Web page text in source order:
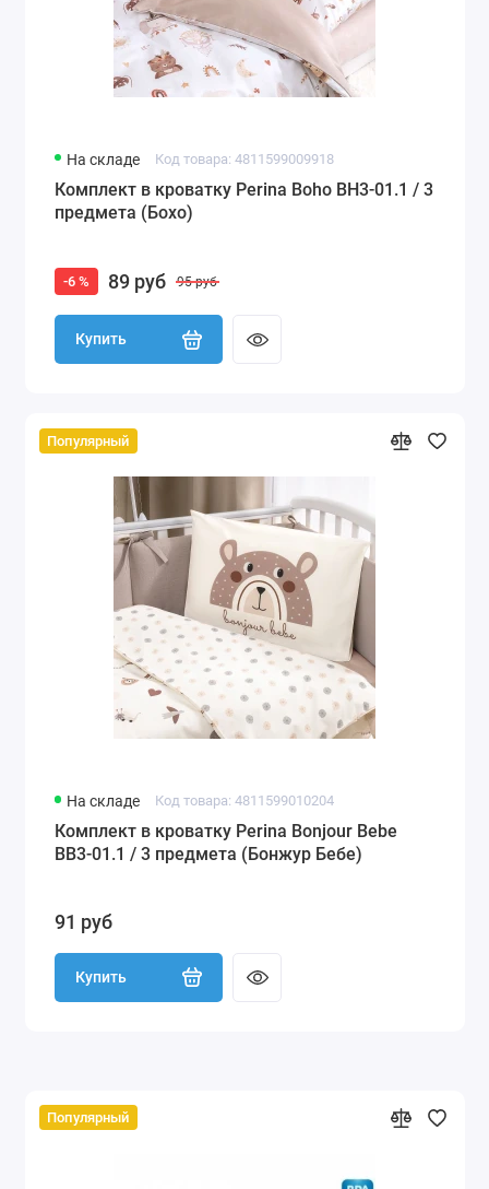
На складе Код товара: 4811599009918
Комплект в кроватку Perina Boho BH3-01.1 / 3
предмета (Бохо)
-6 % 89 руб 95 руб
Купить
Популярный
На складе Код товара: 4811599010204
Комплект в кроватку Perina Bonjour Bebe
BB3-01.1 / 3 предмета (Бонжур Бебе)
91 руб
Купить
Популярный